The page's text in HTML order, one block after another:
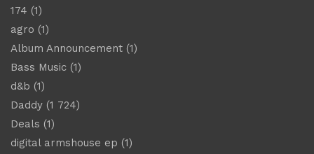
174 (1)
agro (1)
Album Announcement (1)
Bass Music (1)
d&b (1)
Daddy (1 724)
Deals (1)
digital armshouse ep (1)